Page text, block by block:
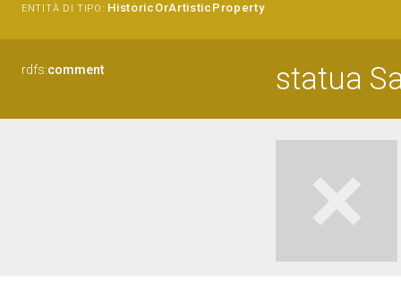
ENTITÀ DI TIPO: HistoricOrArtisticProperty
rdfs:comment statua